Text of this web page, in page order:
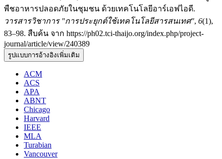
พืชอาหารปลอดภัยในชุมชน ด้วยเทคโนโลยีอาร์เอฟไอดี.
วารสารวิชาการ "การประยุกต์ใช้เทคโนโลยีสารสนเทศ", 6(1),
83–98. สืบค้น จาก https://ph02.tci-thaijo.org/index.php/project-
journal/article/view/240389
รูปแบบการอ้างอิงเพิ่มเติม
ACM
ACS
APA
ABNT
Chicago
Harvard
IEEE
MLA
Turabian
Vancouver